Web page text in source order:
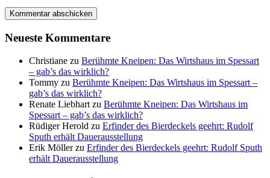
Neueste Kommentare
Christiane zu Berühmte Kneipen: Das Wirtshaus im Spessart
– gab’s das wirklich?
Tommy zu Berühmte Kneipen: Das Wirtshaus im Spessart –
gab’s das wirklich?
Renate Liebhartzu Berühmte Kneipen: Das Wirtshaus im
Spessart – gab’s das wirklich?
Rüdiger Herold zu Erfinder des Bierdeckels geehrt: Rudolf
Sputh erhält Dauerausstellung
Erik Möllerzu Erfinder des Bierdeckels geehrt: Rudolf Sputh
erhält Dauerausstellung